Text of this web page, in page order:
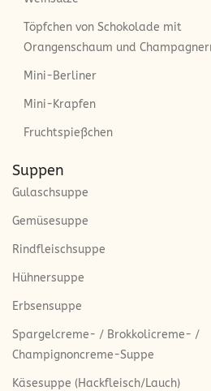
Töpfchen von Schokolade mit
Orangenschaum und
Mini-Berliner
Mini-Krapfen
Fruchtspießchen
Suppen
Gulaschsuppe
Gemüsesuppe
Rindfleischsuppe
Hühnersuppe
Erbsensuppe
Spargelcreme- / Brokkolicreme- /
Champignoncreme-Suppe
Käsesuppe (Hackfleisch/Lauch)